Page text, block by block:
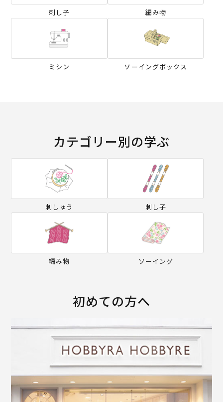
刺し子 編み物
ミシン ソーイングボックス
カテゴリー別の学ぶ
刺しゅう 刺し子
編み物 ソーイング
初めての方へ